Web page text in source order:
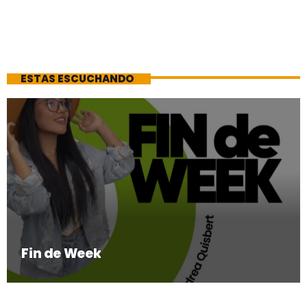
ESTAS ESCUCHANDO
Fin de Week